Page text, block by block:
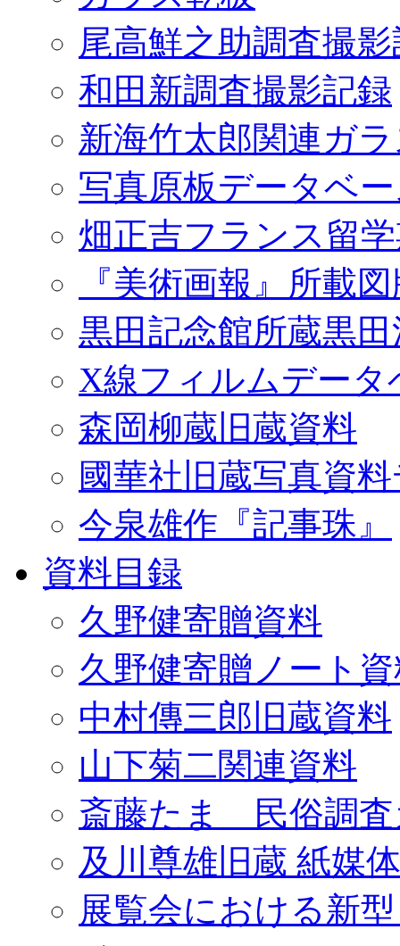
尾高鮮之助調査撮
和田新調査撮影記録
新海竹太郎関連ガ
写真原板データベ
畑正吉フランス留
『美術画報』所載
黒田記念館所蔵黒
X線フィルムデータ
森岡柳蔵旧蔵資料
國華社旧蔵写真資
今泉雄作『記事珠』
資料目録
久野健寄贈資料
久野健寄贈ノート
中村傳三郎旧蔵資料
山下菊二関連資料
斎藤たま 民俗調査
及川尊雄旧蔵 紙媒
展覧会における新